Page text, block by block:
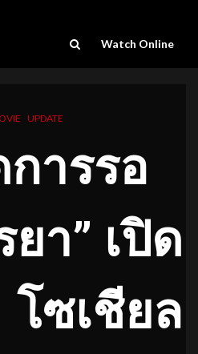
Watch Online
UPDATE
ารรอ
ยา” เปิด
ซเชียล